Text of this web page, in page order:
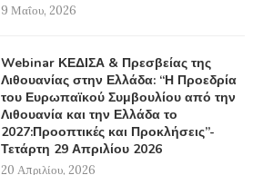
9 Μαΐου, 2026
Webinar ΚΕΔΙΣΑ & Πρεσβείας της
Λιθουανίας στην Ελλάδα: “Η Προεδρία
του Ευρωπαϊκού Συμβουλίου από την
Λιθουανία και την Ελλάδα το
2027:Προοπτικές και Προκλήσεις”-
Τετάρτη 29 Απριλίου 2026
20 Απριλίου, 2026